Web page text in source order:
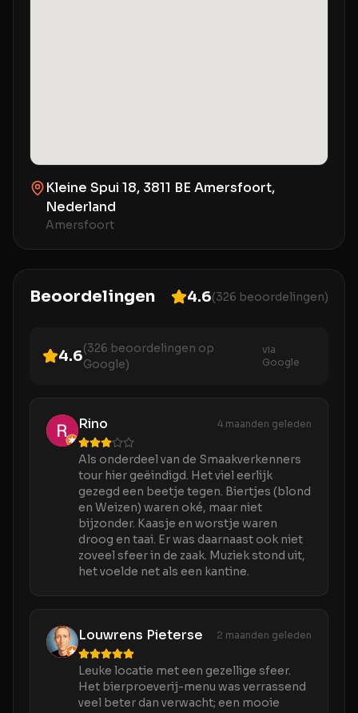
Kleine Spui 18, 3811 BE Amersfoort,
Nederland
Amersfoort
Beoordelingen 4.6(326 beoordelingen)
4.6(326 beoordelingen op
Google)
via
Google
Rino 4 maanden geleden
Als onderdeel van de Smaakverkenners
tour hier geëindigd. Het viel eerlijk
gezegd een beetje tegen. Biertjes (blond
en Weizen) waren oké, maar niet
bijzonder. Kaasje en worstje waren
droog en taai. Er was daarnaast ook niet
zoveel sfeer in de zaak. Muziek stond uit,
het voelde net als een kantine.
Louwrens Pieterse 2 maanden geleden
Leuke locatie met een gezellige sfeer.
Het bierproeverij-menu was verrassend
veel beter dan verwacht; een mooie